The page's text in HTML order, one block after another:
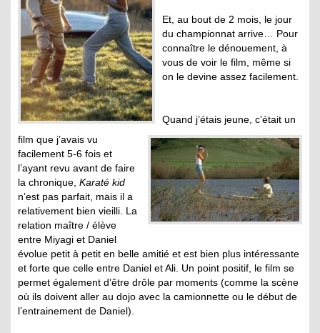
Et, au bout de 2 mois, le jour
du championnat arrive… Pour
connaître le dénouement, à
vous de voir le film, même si
on le devine assez facilement.
Quand j’étais jeune, c’était un
film que j’avais vu
facilement 5-6 fois et
l’ayant revu avant de faire
la chronique, Karaté kid
n’est pas parfait, mais il a
relativement bien vieilli. La
relation maître / élève
entre Miyagi et Daniel
évolue petit à petit en belle amitié et est bien plus intéressante
et forte que celle entre Daniel et Ali. Un point positif, le film se
permet également d’être drôle par moments (comme la scène
où ils doivent aller au dojo avec la camionnette ou le début de
l’entrainement de Daniel).